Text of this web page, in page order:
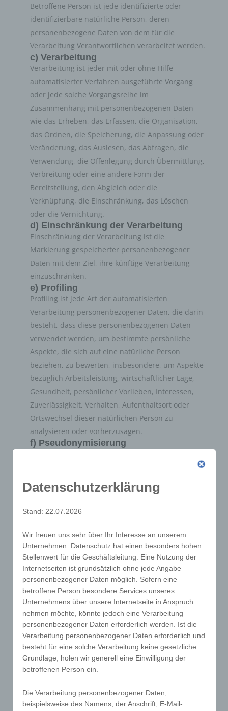
Betroffene Person ist jede identifizierte oder
identifizierbare natürliche Person, deren
personenbezogene Daten von dem für die
Verarbeitung Verantwortlichen verarbeitet werden.
c) Verarbeitung
Verarbeitung ist jeder mit oder ohne Hilfe
automatisierter Verfahren ausgeführte Vorgang
oder jede solche Vorgangsreihe im
Zusammenhang mit personenbezogenen Daten
wie das Erheben, das Erfassen, die Organisation,
das Ordnen, die Speicherung, die Anpassung oder
Veränderung, das Auslesen, das Abfragen, die
Verwendung, die Offenlegung durch Übermittlung,
Verbreitung oder eine andere Form der
Bereitstellung, den Abgleich oder die
Verknüpfung, die Einschränkung, das Löschen
oder die Vernichtung.
d) Einschränkung der Verarbeitung
Einschränkung der Verarbeitung ist die
Markierung gespeicherter personenbezogener
Daten mit dem Ziel, ihre künftige Verarbeitung
einzuschränken.
e) Profiling
Profiling ist jede Art der automatisierten
Verarbeitung personenbezogener Daten, die darin
besteht, dass diese personenbezogenen Daten
verwendet werden, um bestimmte persönliche
Aspekte, die sich auf eine natürliche Person
beziehen, zu bewerten, insbesondere, um Aspekte
bezüglich Arbeitsleistung, wirtschaftlicher Lage,
Gesundheit, persönlicher Vorlieben, Interessen,
Zuverlässigkeit, Verhalten, Aufenthaltsort oder
Ortswechsel dieser natürlichen Person zu
analysieren oder vorherzusagen.
f) Pseudonymisierung
welche die personenbezogenen Daten ohne
Hinzuziehung zusätzlicher Informationen nicht
mehr einer spezifischen betroffenen Person
zusätzlichen Informationen gesondert aufbewahrt
werden und technischen und organisatorischen
Maßnahmen unterliegen, die gewährleisten, dass
die personenbezogenen Daten nicht einer
identifizierten oder identifizierbaren natürlichen
Person zugewiesen werden.
g) Verantwortlicher oder für die
Verarbeitung Verantwortlicher
Verantwortlicher oder für die Verarbeitung
Verantwortlicher ist die natürliche oder juristische
Person, Behörde, Einrichtung oder andere Stelle,
die allein oder gemeinsam mit anderen über die
personenbezogenen Daten entscheidet. Sind die
Datenschutzerklärung
Stand: 22.07.2026
Wir freuen uns sehr über Ihr Interesse an unserem
Unternehmen. Datenschutz hat einen besonders hohen
Stellenwert für die Geschäftsleitung. Eine Nutzung der
Internetseiten ist grundsätzlich ohne jede Angabe
personenbezogener Daten möglich. Sofern eine
betroffene Person besondere Services unseres
Unternehmens über unsere Internetseite in Anspruch
nehmen möchte, könnte jedoch eine Verarbeitung
personenbezogener Daten erforderlich werden. Ist die
Verarbeitung personenbezogener Daten erforderlich und
besteht für eine solche Verarbeitung keine gesetzliche
Grundlage, holen wir generell eine Einwilligung der
betroffenen Person ein.
Die Verarbeitung personenbezogener Daten,
beispielsweise des Namens, der Anschrift, E-Mail-